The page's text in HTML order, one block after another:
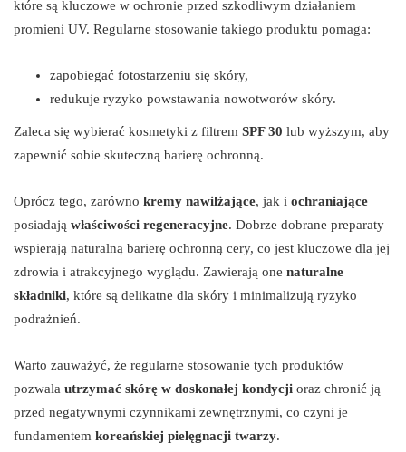
które są kluczowe w ochronie przed szkodliwym działaniem
promieni UV. Regularne stosowanie takiego produktu pomaga:
zapobiegać fotostarzeniu się skóry,
redukuje ryzyko powstawania nowotworów skóry.
Zaleca się wybierać kosmetyki z filtrem SPF 30 lub wyższym, aby
zapewnić sobie skuteczną barierę ochronną.
Oprócz tego, zarówno kremy nawilżające, jak i ochraniające
posiadają właściwości regeneracyjne. Dobrze dobrane preparaty
wspierają naturalną barierę ochronną cery, co jest kluczowe dla jej
zdrowia i atrakcyjnego wyglądu. Zawierają one naturalne
składniki, które są delikatne dla skóry i minimalizują ryzyko
podrażnień.
Warto zauważyć, że regularne stosowanie tych produktów
pozwala utrzymać skórę w doskonałej kondycji oraz chronić ją
przed negatywnymi czynnikami zewnętrznymi, co czyni je
fundamentem koreańskiej pielęgnacji twarzy.